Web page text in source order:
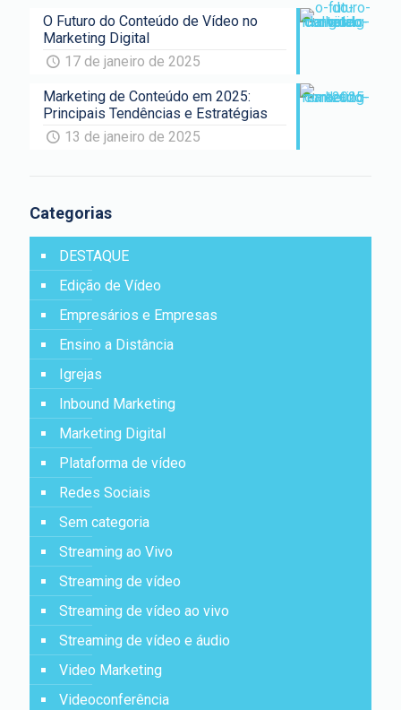
O Futuro do Conteúdo de Vídeo no
Marketing Digital
17 de janeiro de 2025
Marketing de Conteúdo em 2025:
Principais Tendências e Estratégias
13 de janeiro de 2025
Categorias
DESTAQUE
Edição de Vídeo
Empresários e Empresas
Ensino a Distância
Igrejas
Inbound Marketing
Marketing Digital
Plataforma de vídeo
Redes Sociais
Sem categoria
Streaming ao Vivo
Streaming de vídeo
Streaming de vídeo ao vivo
Streaming de vídeo e áudio
Video Marketing
Videoconferência